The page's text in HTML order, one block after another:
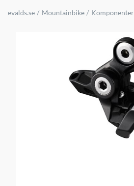
evalds.se Mountainbike Komponenter